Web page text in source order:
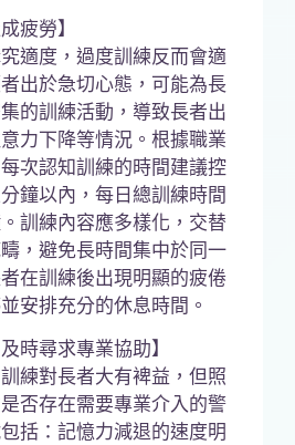
疲勞】
適度，過度訓練反而會適
出於急切心態，可能為長
的訓練活動，導致長者出
力下降等情況。根據職業
次認知訓練的時間建議控
鐘以內，每日總訓練時間
訓練內容應多樣化，交替
，避免長時間集中於同一
在訓練後出現明顯的疲倦
安排充分的休息時間。
時尋求專業協助】
練對長者大有裨益，但照
否存在需要專業介入的警
括：記憶力減退的速度明